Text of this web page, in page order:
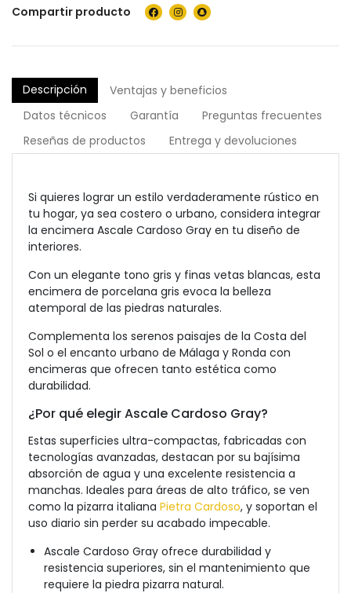
Compartir producto
Descripción
Ventajas y beneficios
Datos técnicos
Garantía
Preguntas frecuentes
Reseñas de productos
Entrega y devoluciones
Si quieres lograr un estilo verdaderamente rústico en
tu hogar, ya sea costero o urbano, considera integrar
la encimera Ascale Cardoso Gray en tu diseño de
interiores.
Con un elegante tono gris y finas vetas blancas, esta
encimera de porcelana gris evoca la belleza
atemporal de las piedras naturales.
Complementa los serenos paisajes de la Costa del
Sol o el encanto urbano de Málaga y Ronda con
encimeras que ofrecen tanto estética como
durabilidad.
¿Por qué elegir Ascale Cardoso Gray?
Estas superficies ultra-compactas, fabricadas con
tecnologías avanzadas, destacan por su bajísima
absorción de agua y una excelente resistencia a
manchas. Ideales para áreas de alto tráfico, se ven
como la pizarra italiana Pietra Cardoso, y soportan el
uso diario sin perder su acabado impecable.
Ascale Cardoso Gray ofrece durabilidad y
resistencia superiores, sin el mantenimiento que
requiere la piedra pizarra natural.